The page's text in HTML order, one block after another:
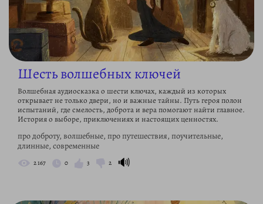
Шесть волшебных ключей
Волшебная аудиосказка о шести ключах, каждый из которых
открывает не только двери, но и важные тайны. Путь героя полон
испытаний, где смелость, доброта и вера помогают найти главное.
История о выборе, приключениях и настоящих ценностях.
про доброту, волшебные, про путешествия, поучительные,
длинные, современные
2 167 0 3 2 🔊